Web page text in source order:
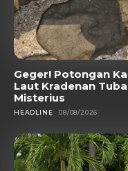
Geger! Potongan
Laut Kradenan
Misterius
HEADLINE 08/08/2026